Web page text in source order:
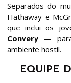
Separados do
Hathaway e
que inclui os
Convery —
ambiente hostil.
EQUIPE